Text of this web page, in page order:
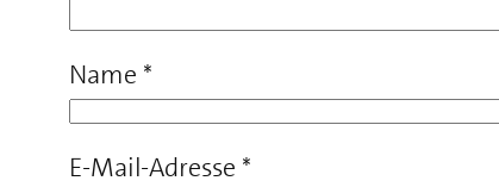
Name *
E-Mail-Adresse *